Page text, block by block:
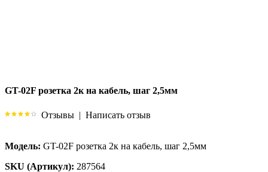
GT-02F розетка 2к на кабель, шаг 2,5мм
Отзывы | Написать отзыв
Модель: GT-02F розетка 2к на кабель, шаг 2,5мм
SKU (Артикул): 287564